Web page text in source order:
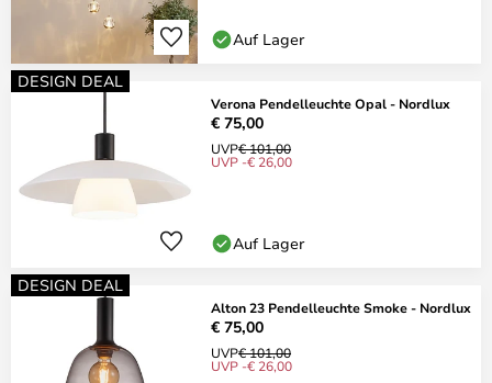
Auf Lager
DESIGN DEAL
Verona Pendelleuchte Opal - Nordlux
€ 75,00
UVP€ 101,00
UVP -€ 26,00
Auf Lager
DESIGN DEAL
Alton 23 Pendelleuchte Smoke - Nordlux
€ 75,00
UVP€ 101,00
UVP -€ 26,00